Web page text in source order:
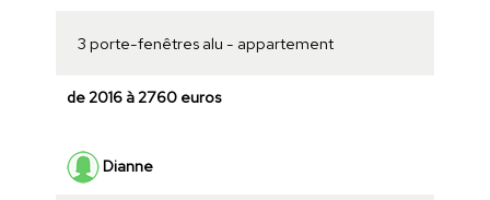
3 porte-fenêtres alu - appartement
de 2016 à 2760 euros
Dianne